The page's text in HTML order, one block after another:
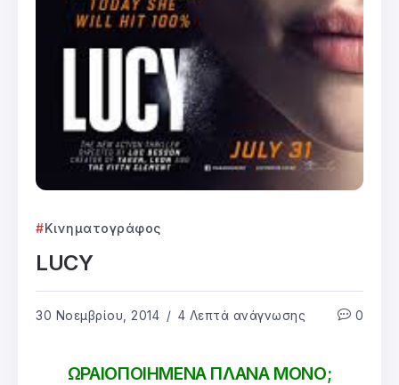
Κινηματογράφος
LUCY
30 Νοεμβρίου, 2014 4 Λεπτά ανάγνωσης 0
ΩΡΑΙΟΠΟΙΗΜΕΝΑ ΠΛΑΝΑ ΜΟΝΟ;